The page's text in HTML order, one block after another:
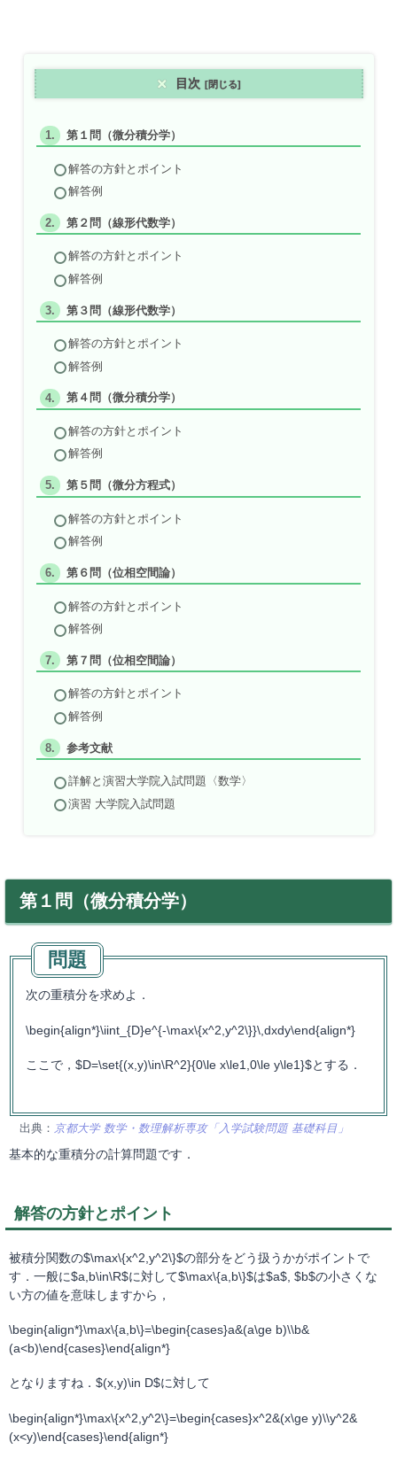
目次
第１問（微分積分学）
解答の方針とポイント
解答例
第２問（線形代数学）
解答の方針とポイント
解答例
第３問（線形代数学）
解答の方針とポイント
解答例
第４問（微分積分学）
解答の方針とポイント
解答例
第５問（微分方程式）
解答の方針とポイント
解答例
第６問（位相空間論）
解答の方針とポイント
解答例
第７問（位相空間論）
解答の方針とポイント
解答例
参考文献
詳解と演習大学院入試問題〈数学〉
演習 大学院入試問題
第１問（微分積分学）
次の重積分を求めよ．
\begin{align*}\iint_{D}e^{-\max\{x^2,y^2\}}\,dxdy\end{align*}
ここで，$D=\set{(x,y)\in\R^2}{0\le x\le1,0\le y\le1}$とする．
出典： 京都大学 数学・数理解析専攻「入学試験問題 基礎科目」
基本的な重積分の計算問題です．
解答の方針とポイント
被積分関数の$\max\{x^2,y^2\}$の部分をどう扱うかがポイントで
す．一般に$a,b\in\R$に対して$\max\{a,b\}$は$a$, $b$の小さくな
い方の値を意味しますから，
\begin{align*}\max\{a,b\}=\begin{cases}a&(a\ge b)\\b&
(a<b)\end{cases}\end{align*}
となりますね．$(x,y)\in D$に対して
\begin{align*}\max\{x^2,y^2\}=\begin{cases}x^2&(x\ge y)\\y^2&
(x<y)\end{cases}\end{align*}